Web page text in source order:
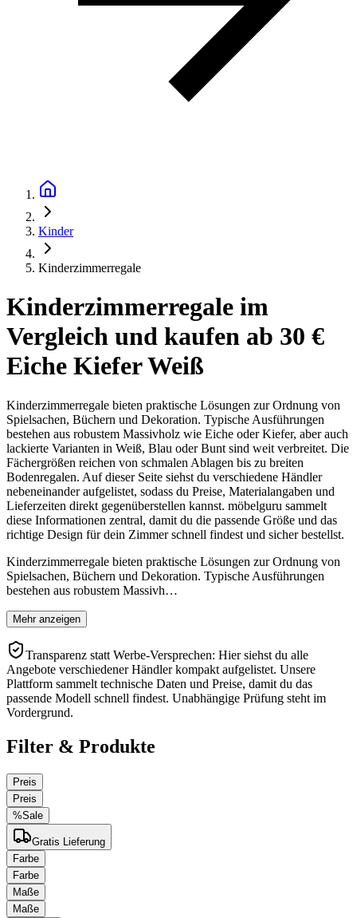
Kinder
Kinderzimmerregale
Kinderzimmerregale im
Vergleich und kaufen ab 30 €
Eiche Kiefer Weiß
Kinderzimmerregale bieten praktische Lösungen zur Ordnung von
Spielsachen, Büchern und Dekoration. Typische Ausführungen
bestehen aus robustem Massivholz wie Eiche oder Kiefer, aber auch
lackierte Varianten in Weiß, Blau oder Bunt sind weit verbreitet. Die
Fächergrößen reichen von schmalen Ablagen bis zu breiten
Bodenregalen. Auf dieser Seite siehst du verschiedene Händler
nebeneinander aufgelistet, sodass du Preise, Materialangaben und
Lieferzeiten direkt gegenüberstellen kannst. möbelguru sammelt
diese Informationen zentral, damit du die passende Größe und das
richtige Design für dein Zimmer schnell findest und sicher bestellst.
Kinderzimmerregale bieten praktische Lösungen zur Ordnung von
Spielsachen, Büchern und Dekoration. Typische Ausführungen
bestehen aus robustem Massivh…
Mehr anzeigen
Transparenz statt Werbe-Versprechen: Hier siehst du alle
Angebote verschiedener Händler kompakt aufgelistet. Unsere
Plattform sammelt technische Daten und Preise, damit du das
passende Modell schnell findest. Unabhängige Prüfung steht im
Vordergrund.
Filter & Produkte
Preis
Preis
%Sale
Gratis Lieferung
Farbe
Farbe
Maße
Maße